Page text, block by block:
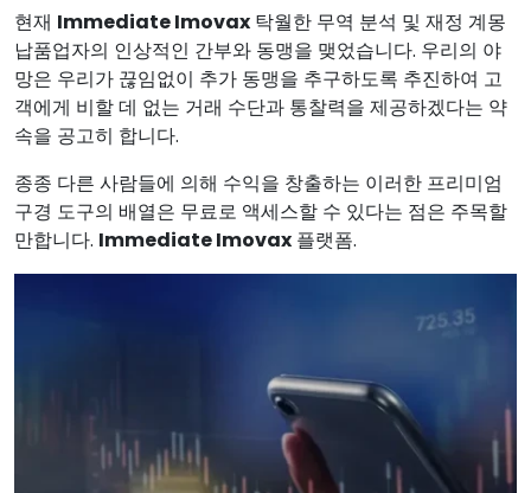
현재 Immediate Imovax 탁월한 무역 분석 및 재정 계몽
납품업자의 인상적인 간부와 동맹을 맺었습니다. 우리의 야
망은 우리가 끊임없이 추가 동맹을 추구하도록 추진하여 고
객에게 비할 데 없는 거래 수단과 통찰력을 제공하겠다는 약
속을 공고히 합니다.
종종 다른 사람들에 의해 수익을 창출하는 이러한 프리미엄
구경 도구의 배열은 무료로 액세스할 수 있다는 점은 주목할
만합니다. Immediate Imovax 플랫폼.